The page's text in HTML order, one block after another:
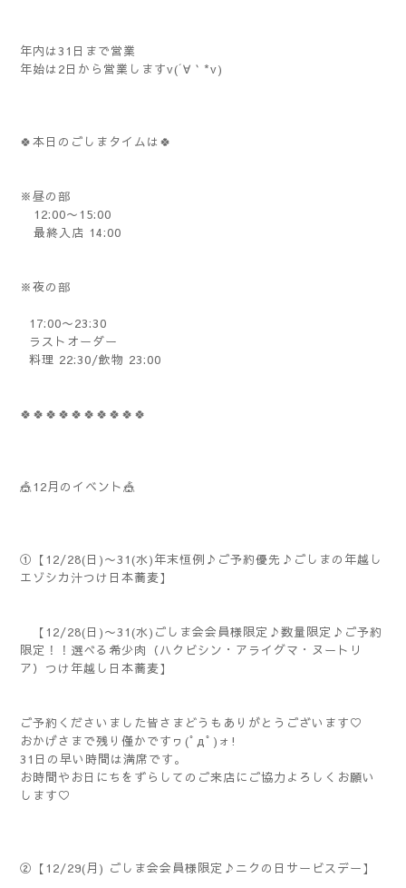
年内は31日まで営業
年始は2日から営業しますv(´∀｀*v)
🍀本日のごしまタイムは🍀
※昼の部
12:00〜15:00
最終入店 14:00
※夜の部
17:00〜23:30
ラストオーダー
料理 22:30/飲物 23:00
🍀🍀🍀🍀🍀🍀🍀🍀🍀🍀
🎪12月のイベント🎪
①【12/28(日)〜31(水)年末恒例♪ご予約優先♪ごしまの年越し
エゾシカ汁つけ日本蕎麦】
【12/28(日)〜31(水)ごしま会会員様限定♪数量限定♪ご予約
限定！！選べる希少肉（ハクビシン・アライグマ・ヌートリ
ア）つけ年越し日本蕎麦】
ご予約くださいました皆さまどうもありがとうございます♡
おかげさまで残り僅かですヮ(ﾟдﾟ)ォ!
31日の早い時間は満席です。
お時間やお日にちをずらしてのご来店にご協力よろしくお願い
します♡
②【12/29(月) ごしま会会員様限定♪ニクの日サービスデー】